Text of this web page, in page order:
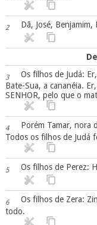
2 Dã, José,
3
Os filhos de Judá:
Bate-Sua, a cananéia.
SENHOR, pelo que o
4
Porém Tamar, nora
Todos os filhos de Judá
5 Os filhos de Perez:
6
Os filhos de Zera:
todo.